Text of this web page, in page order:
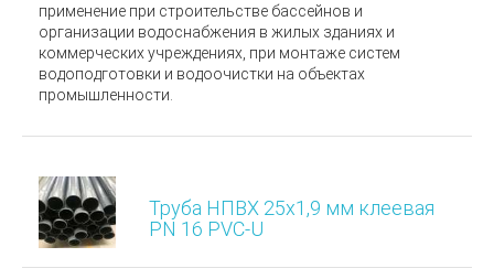
применение при строительстве бассейнов и
организации водоснабжения в жилых зданиях и
коммерческих учреждениях, при монтаже систем
водоподготовки и водоочистки на объектах
промышленности.
Труба НПВХ 25х1,9 мм клеевая
PN 16 PVC-U